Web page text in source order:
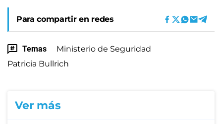
Para compartir en redes
Temas
Ministerio de Seguridad
Patricia Bullrich
Ver más